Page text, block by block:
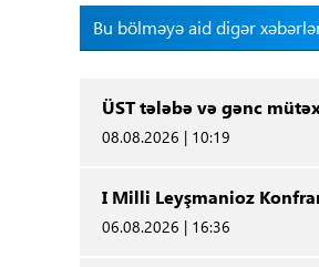
Bu bölməyə aid digər
ÜST tələbə və gənc
08.08.2026 | 10:19
I Milli Leyşmanioz
06.08.2026 | 16:36